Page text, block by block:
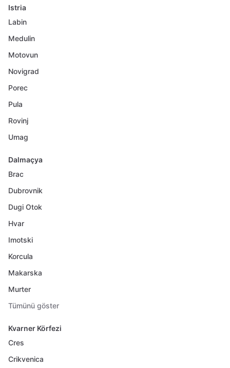
Istria
Labin
Medulin
Motovun
Novigrad
Porec
Pula
Rovinj
Umag
Dalmaçya
Brac
Dubrovnik
Dugi Otok
Hvar
Imotski
Korcula
Makarska
Murter
Tümünü göster
Kvarner Körfezi
Cres
Crikvenica